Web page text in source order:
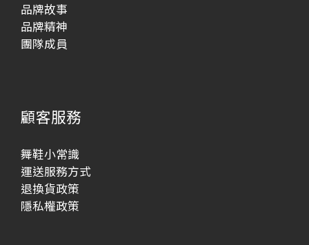
品牌故事
品牌精神
團隊成員
顧客服務
舞鞋小常識
運送服務方式
退換貨政策
隱私權政策